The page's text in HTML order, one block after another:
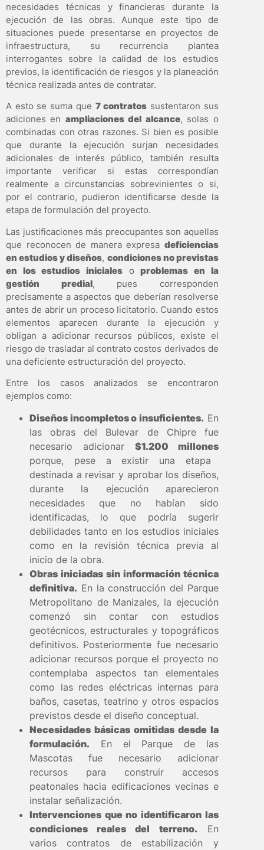
necesidades técnicas y financieras durante la
ejecución de las obras. Aunque este tipo de
situaciones puede presentarse en proyectos de
infraestructura, su recurrencia plantea
interrogantes sobre la calidad de los estudios
previos, la identificación de riesgos y la planeación
técnica realizada antes de contratar.
A esto se suma que 7 contratos sustentaron sus
adiciones en ampliaciones del alcance, solas o
combinadas con otras razones. Si bien es posible
que durante la ejecución surjan necesidades
adicionales de interés público, también resulta
importante verificar si estas correspondían
realmente a circunstancias sobrevinientes o si,
por el contrario, pudieron identificarse desde la
etapa de formulación del proyecto.
Las justificaciones más preocupantes son aquellas
que reconocen de manera expresa deficiencias
en estudios y diseños, condiciones no previstas
en los estudios iniciales oproblemas en la
gestión predial, pues corresponden
precisamente a aspectos que deberían resolverse
antes de abrir un proceso licitatorio. Cuando estos
elementos aparecen durante la ejecución y
obligan a adicionar recursos públicos, existe el
riesgo de trasladar al contrato costos derivados de
una deficiente estructuración del proyecto.
Entre los casos analizados se encontraron
ejemplos como:
Diseños incompletos o insuficientes. En
las obras del Bulevar de Chipre fue
necesario adicionar $1.200 millones
porque, pese a existir una etapa
destinada a revisar y aprobar los diseños,
durante la ejecución aparecieron
necesidades que no habían sido
identificadas, lo que podría sugerir
debilidades tanto en los estudios iniciales
como en la revisión técnica previa al
inicio de la obra.
Obras iniciadas sin información técnica
definitiva. En la construcción del Parque
Metropolitano de Manizales, la ejecución
comenzó sin contar con estudios
geotécnicos, estructurales y topográficos
definitivos. Posteriormente fue necesario
adicionar recursos porque el proyecto no
contemplaba aspectos tan elementales
como las redes eléctricas internas para
baños, casetas, teatrino y otros espacios
previstos desde el diseño conceptual.
Necesidades básicas omitidas desde la
formulación. En el Parque de las
Mascotas fue necesario adicionar
recursos para construir accesos
peatonales hacia edificaciones vecinas e
instalar señalización.
Intervenciones que no identificaron las
condiciones reales del terreno. En
varios contratos de estabilización y